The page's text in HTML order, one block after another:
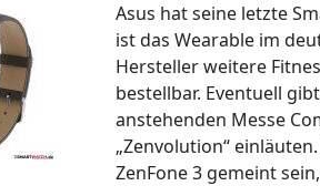
Asus hat seine letzte
ist das Wearable im
Hersteller weitere
bestellbar. Eventuell
anstehenden Messe
„Zenvolution“
ZenFone 3 gemeint